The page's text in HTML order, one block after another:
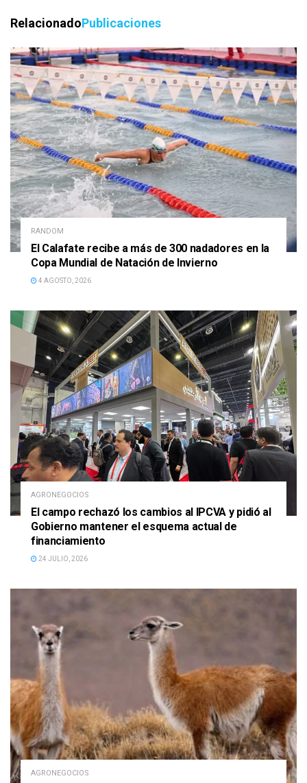
RelacionadoPublicaciones
RANDOM
El Calafate recibe a más de 300 nadadores en la
Copa Mundial de Natación de Invierno
4 AGOSTO, 2026
AGRONEGOCIOS
El campo rechazó los cambios al IPCVA y pidió al
Gobierno mantener el esquema actual de
financiamiento
24 JULIO, 2026
AGRONEGOCIOS